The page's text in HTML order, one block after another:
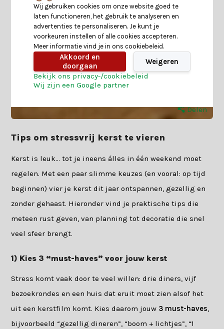
Delen
Tips om stressvrij kerst te vieren
Kerst is leuk… tot je ineens álles in één weekend moet
regelen. Met een paar slimme keuzes (en vooral: op tijd
beginnen) vier je kerst dit jaar ontspannen, gezellig en
zonder gehaast. Hieronder vind je praktische tips die
meteen rust geven, van planning tot decoratie die snel
veel sfeer brengt.
1) Kies 3 “must-haves” voor jouw kerst
Stress komt vaak door te veel willen: drie diners, vijf
bezoekrondes en een huis dat eruit moet zien alsof het
uit een kerstfilm komt. Kies daarom jouw 3 must-haves
bijvoorbeeld “gezellig dineren”, “boom + lichtjes”, “1
Wij gebruiken cookies om onze website goed te
laten functioneren, het gebruik te analyseren en
advertenties te personaliseren. Je kunt je
voorkeuren instellen of alle cookies accepteren.
Meer informatie vind je in ons cookiebeleid.
Akkoord en
doorgaan
Weigeren
Bekijk ons privacy-/cookiebeleid
Wij zijn een Google partner